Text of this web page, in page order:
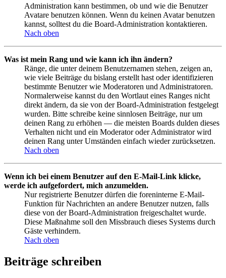
Administration kann bestimmen, ob und wie die Benutzer
Avatare benutzen können. Wenn du keinen Avatar benutzen
kannst, solltest du die Board-Administration kontaktieren.
Nach oben
Was ist mein Rang und wie kann ich ihn ändern?
Ränge, die unter deinem Benutzernamen stehen, zeigen an,
wie viele Beiträge du bislang erstellt hast oder identifizieren
bestimmte Benutzer wie Moderatoren und Administratoren.
Normalerweise kannst du den Wortlaut eines Ranges nicht
direkt ändern, da sie von der Board-Administration festgelegt
wurden. Bitte schreibe keine sinnlosen Beiträge, nur um
deinen Rang zu erhöhen — die meisten Boards dulden dieses
Verhalten nicht und ein Moderator oder Administrator wird
deinen Rang unter Umständen einfach wieder zurücksetzen.
Nach oben
Wenn ich bei einem Benutzer auf den E-Mail-Link klicke,
werde ich aufgefordert, mich anzumelden.
Nur registrierte Benutzer dürfen die foreninterne E-Mail-
Funktion für Nachrichten an andere Benutzer nutzen, falls
diese von der Board-Administration freigeschaltet wurde.
Diese Maßnahme soll den Missbrauch dieses Systems durch
Gäste verhindern.
Nach oben
Beiträge schreiben